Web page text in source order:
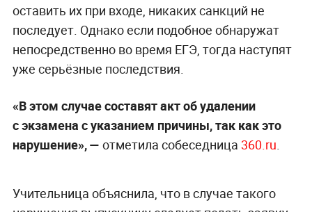
оставить их при входе, никаких санкций не
последует. Однако если подобное обнаружат
непосредственно во время ЕГЭ, тогда наступят
уже серьёзные последствия.
«В этом случае составят акт об удалении
с экзамена с указанием причины, так как это
нарушение», — отметила собеседница 360.ru
Учительница объяснила, что в случае такого